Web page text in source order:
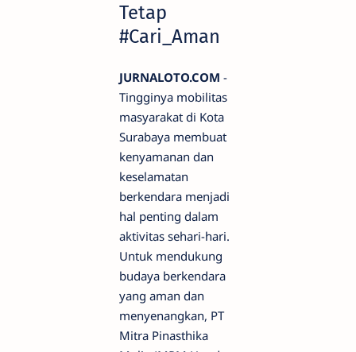
Tetap
#Cari_Aman
JURNALOTO.COM -
Tingginya mobilitas
masyarakat di Kota
Surabaya membuat
kenyamanan dan
keselamatan
berkendara menjadi
hal penting dalam
aktivitas sehari-hari.
Untuk mendukung
budaya berkendara
yang aman dan
menyenangkan, PT
Mitra Pinasthika